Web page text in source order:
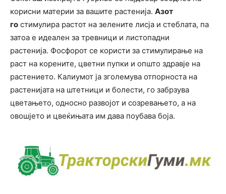
корисни материи за вашите растенија. Азот
го стимулира растот на зелените лисја и стеблата, па
затоа е идеален за тревници и листопадни
растенија. Фосфорот се користи за стимулирање на
раст на корените, цветни пупки и општо здравје на
растението. Калиумот ја зголемува отпорноста на
растенијата на штетници и болести, го забрзува
цветањето, односно развојот и созревањето, а на
овошјето и цвеќињата им дава поубава боја.